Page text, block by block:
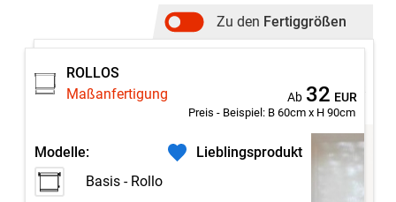
Zu den Fertiggrößen
ROLLOS
Maßanfertigung
Modelle:
Lieblingsprodukt
Basis - Rollo
Preis - Beispiel: B 60cm x H 90cm
Ab 32 EUR
ROLLOS
Fertiggrößen
Modelle:
Basis - Rollo
4,95